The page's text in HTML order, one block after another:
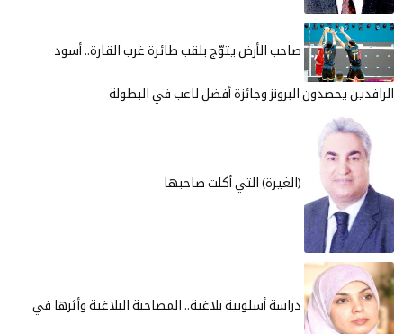
صاحب الأرض يتوّج بلقب طائرة غرب القارة.. أسود
يحصدون البرونز وجائزة أفضل لاعب في البطولة
(الغيرة) التي أكلت صاحبها
دراسة أسلوبية بلاغية.. المصاحبة البلاغية وأثرها في